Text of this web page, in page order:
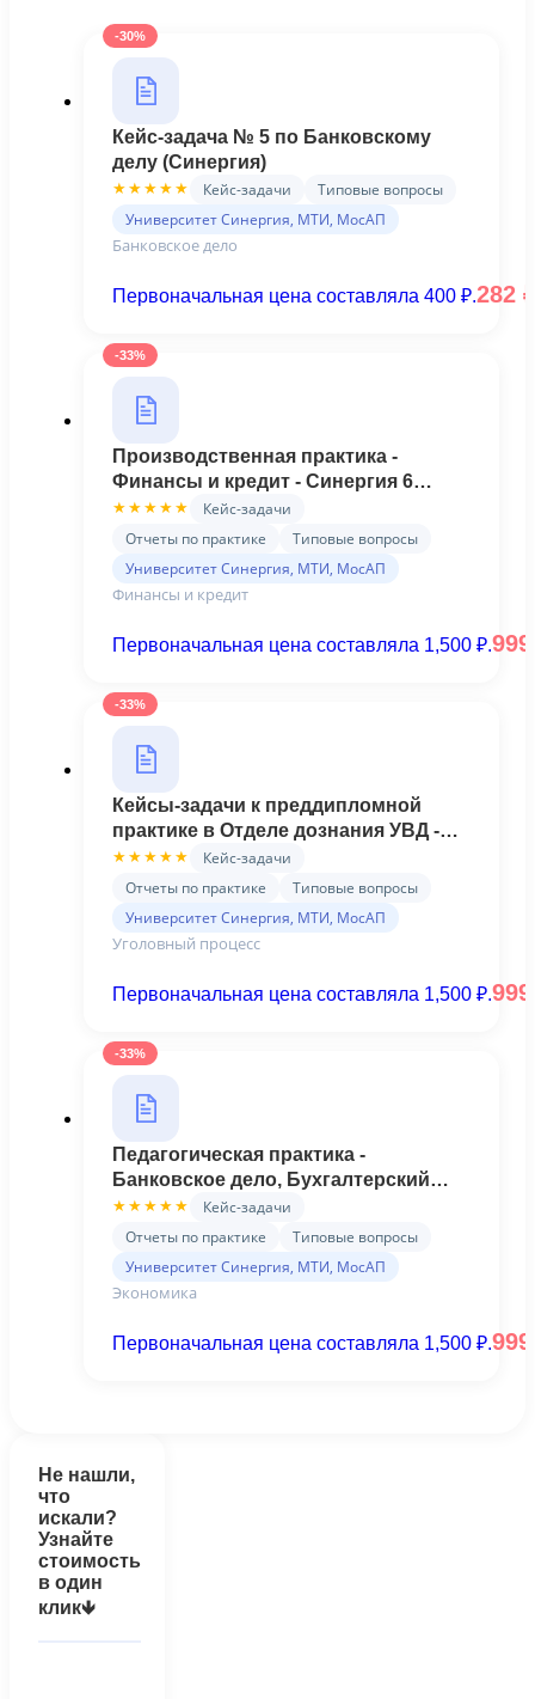
-30%
Кейс-задача № 5 по Банковскому
делу (Синергия)
★★★★★ Кейс-задачи
Типовые вопросы
Университет Синергия, МТИ, МосАП
Банковское дело
Первоначальная цена составляла 400 ₽.282
-33%
Производственная практика -
Финансы и кредит - Синергия 6
семестр
★★★★★
Кейс-задачи
Отчеты по практике
Типовые вопросы
Университет Синергия, МТИ, МосАП
Финансы и кредит
Первоначальная цена составляла 1,500 ₽.
-33%
Кейсы-задачи к преддипломной
практике в Отделе дознания УВД -
Синергия
★★★★★
Кейс-задачи
Отчеты по практике
Типовые вопросы
Университет Синергия, МТИ, МосАП
Уголовный процесс
Первоначальная цена составляла 1,500 ₽.
-33%
Педагогическая практика -
Банковское дело, Бухгалтерский
учет, анализ и аудит, Финансы и
кредит, Экономика (Синергия, 5
★★★★★
Кейс-задачи
Отчеты по практике
Типовые вопросы
Университет Синергия, МТИ, МосАП
Экономика
Первоначальная цена составляла 1,500 ₽.
Не нашли,
что
искали?
Узнайте
стоимость
в один
клик🡻